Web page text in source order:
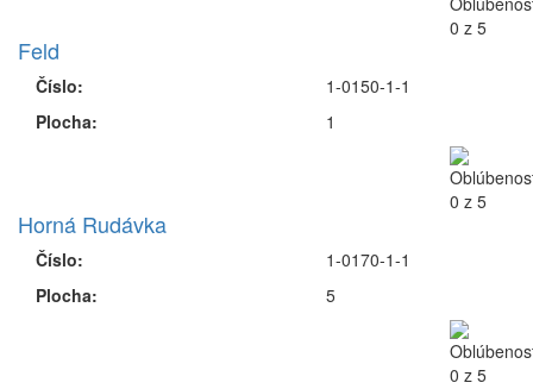
Morava č. 2
Číslo:
Plocha:
1-0400-1-1
20
Rašelinové jazierko
Číslo:
Plocha:
1-0570-1-1
1